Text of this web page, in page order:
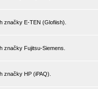
značky E-TEN (Glofiish).
značky Fujitsu-Siemens.
značky HP (iPAQ).